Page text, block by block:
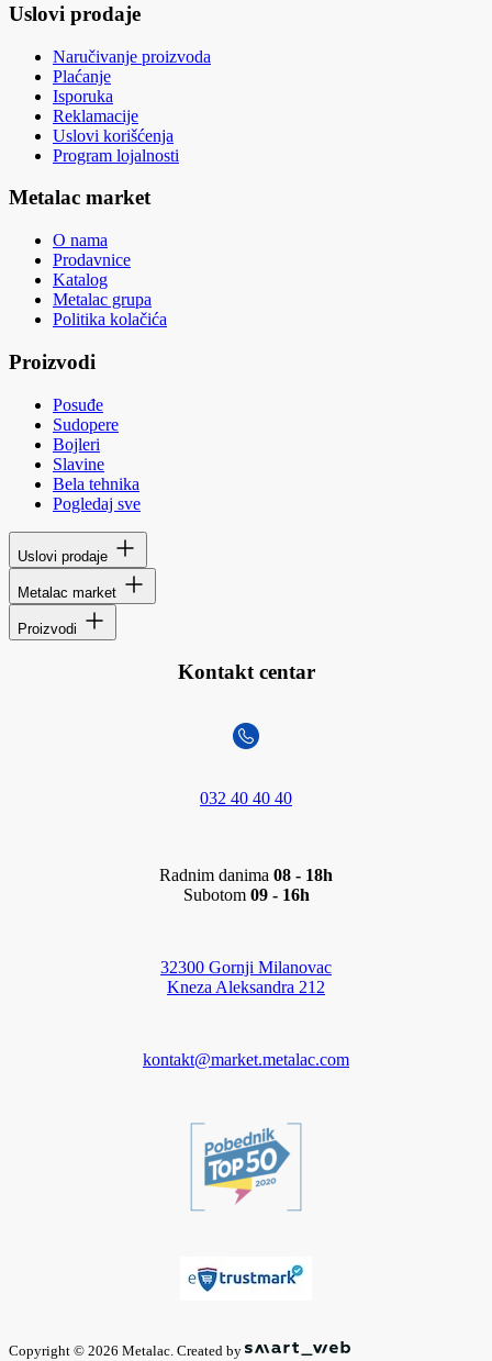
Uslovi prodaje
Naručivanje proizvoda
Plaćanje
Isporuka
Reklamacije
Uslovi korišćenja
Program lojalnosti
Metalac market
O nama
Prodavnice
Katalog
Metalac grupa
Politika kolačića
Proizvodi
Posuđe
Sudopere
Bojleri
Slavine
Bela tehnika
Pogledaj sve
Uslovi prodaje
Metalac market
Proizvodi
Kontakt centar
032 40 40 40
Radnim danima 08 - 18h
Subotom 09 - 16h
32300 Gornji Milanovac
Kneza Aleksandra 212
kontakt@market.metalac.com
Copyright © 2026 Metalac. Created by